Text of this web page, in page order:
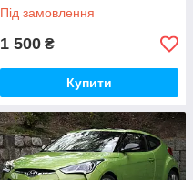
Під замовлення
1 500 ₴
Купити